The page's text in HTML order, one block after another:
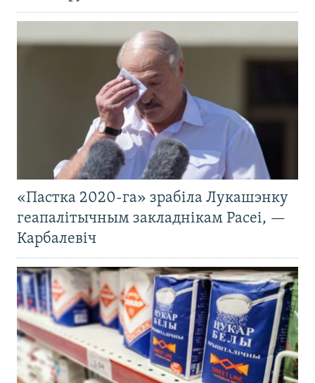
«Пастка 2020-га» зрабіла Лукашэнку
геапалітычным закладнікам Расеі, —
Карбалевіч